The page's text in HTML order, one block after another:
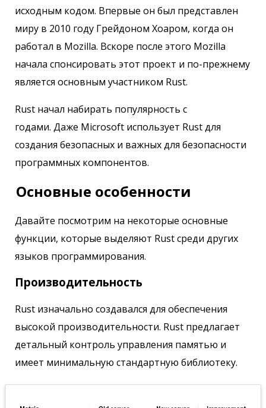
исходным кодом. Впервые он был представлен
миру в 2010 году Грейдоном Хоаром, когда он
работал в Mozilla. Вскоре после этого Mozilla
начала спонсировать этот проект и по-прежнему
является основным участником Rust.
Rust начал набирать популярность с
годами. Даже Microsoft использует Rust для
создания безопасных и важных для безопасности
программных компонентов.
Основные особенности
Давайте посмотрим на некоторые основные
функции, которые выделяют Rust среди других
языков программирования.
Производительность
Rust изначально создавался для обеспечения
высокой производительности. Rust предлагает
детальный контроль управления памятью и
имеет минимальную стандартную библиотеку.